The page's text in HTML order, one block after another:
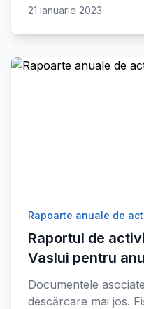
21 ianuarie 2023
Rapoarte anuale de
Raportul de
Vaslui pentru
Documentele
descărcare mai jos.